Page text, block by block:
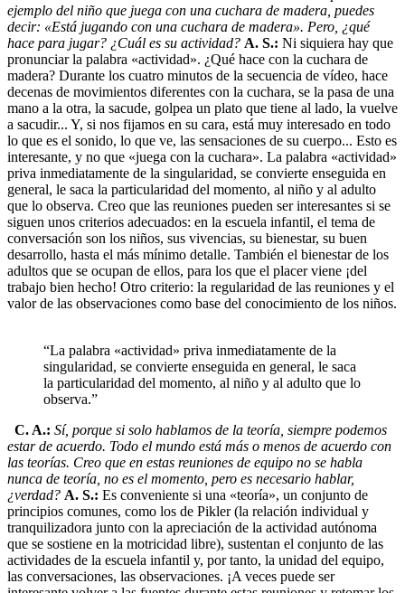
ejemplo del niño que juega con una cuchara de madera, puedes
decir: «Está jugando con una cuchara de madera». Pero, ¿qué
hace para jugar? ¿Cuál es su actividad? A. S.: Ni siquiera hay que
pronunciar la palabra «actividad». ¿Qué hace con la cuchara de
madera? Durante los cuatro minutos de la secuencia de vídeo, hace
decenas de movimientos diferentes con la cuchara, se la pasa de una
mano a la otra, la sacude, golpea un plato que tiene al lado, la vuelve
a sacudir... Y, si nos fijamos en su cara, está muy interesado en todo
lo que es el sonido, lo que ve, las sensaciones de su cuerpo... Esto es
interesante, y no que «juega con la cuchara». La palabra «actividad»
priva inmediatamente de la singularidad, se convierte enseguida en
general, le saca la particularidad del momento, al niño y al adulto
que lo observa. Creo que las reuniones pueden ser interesantes si se
siguen unos criterios adecuados: en la escuela infantil, el tema de
conversación son los niños, sus vivencias, su bienestar, su buen
desarrollo, hasta el más mínimo detalle. También el bienestar de los
adultos que se ocupan de ellos, para los que el placer viene ¡del
trabajo bien hecho! Otro criterio: la regularidad de las reuniones y el
valor de las observaciones como base del conocimiento de los niños.
“La palabra «actividad» priva inmediatamente de la
singularidad, se convierte enseguida en general, le saca
la particularidad del momento, al niño y al adulto que lo
observa.”
C. A.: Sí, porque si solo hablamos de la teoría, siempre podemos
estar de acuerdo. Todo el mundo está más o menos de acuerdo con
las teorías. Creo que en estas reuniones de equipo no se habla
nunca de teoría, no es el momento, pero es necesario hablar,
¿verdad? A. S.: Es conveniente si una «teoría», un conjunto de
principios comunes, como los de Pikler (la relación individual y
tranquilizadora junto con la apreciación de la actividad autónoma
que se sostiene en la motricidad libre), sustentan el conjunto de las
actividades de la escuela infantil y, por tanto, la unidad del equipo,
las conversaciones, las observaciones. ¡A veces puede ser